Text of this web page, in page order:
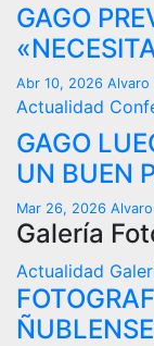
GAGO
Abr 10, 2026 Alvaro
Actualidad
GAGO
UN BUEN
Mar 26, 2026
Galería
Actualidad
ÑUBLENSE